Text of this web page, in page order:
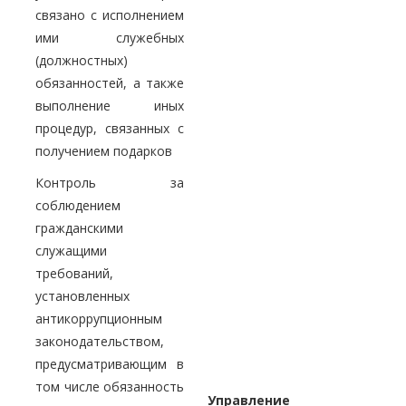
связано с исполнением
ими служебных
(должностных)
обязанностей, а также
выполнение иных
процедур, связанных с
получением подарков
Контроль за
соблюдением
гражданскими
служащими
требований,
установленных
антикоррупционным
законодательством,
предусматривающим в
том числе обязанность
Управление